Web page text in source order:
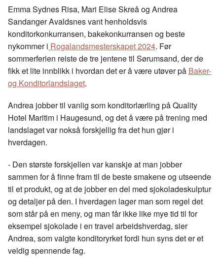
e
o
d
Emma Sydnes Risa, Mari Elise Skreå og Andrea
Sandanger Avaldsnes vant henholdsvis
konditorkonkurransen, bakekonkurransen og beste
nykommer i Rogalandsmesterskapet 2024. Før
sommerferien reiste de tre jentene til Sørumsand, der de
fikk et lite innblikk i hvordan det er å være utøver på Baker-
og Konditorlandslaget.
Andrea jobber til vanlig som konditorlærling på Quality
Hotel Maritim i Haugesund, og det å være på trening med
landslaget var nokså forskjellig fra det hun gjør i
hverdagen.
- Den største forskjellen var kanskje at man jobber
sammen for å finne fram til de beste smakene og utseende
til et produkt, og at de jobber en del med sjokoladeskulptur
og detaljer på den. I hverdagen lager man som regel det
som står på en meny, og man får ikke like mye tid til for
eksempel sjokolade i en travel arbeidshverdag, sier
Andrea, som valgte konditoryrket fordi hun syns det er et
veldig spennende fag.